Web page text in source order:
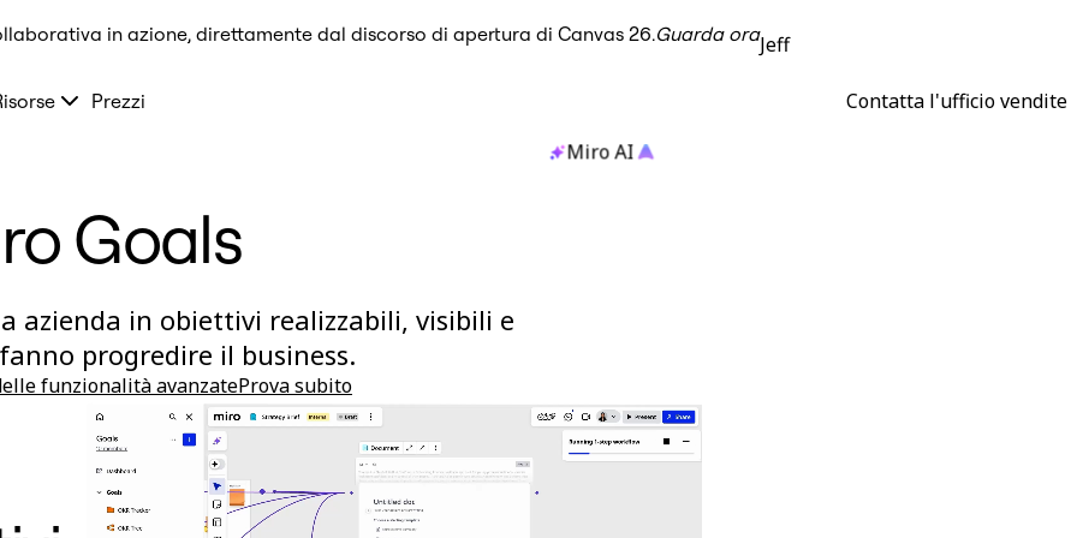
in azione, direttamente dal discorso di apertura di Canvas 26.Guarda oraJeff
Prezzi Contatta l'ufficio vendite
Miro AI
Goals
azienda in obiettivi realizzabili, visibili e
progredire il business.
funzionalità avanzateProva subito